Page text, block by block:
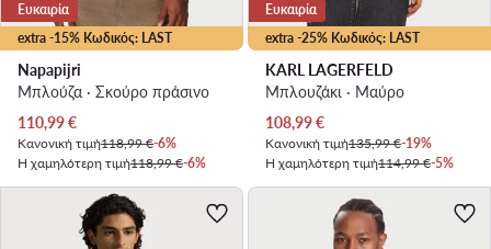
extra -15% Κωδικός: LAST
Ευκαιρία
Napapijri
Μπλούζα · Σκούρο πράσινο
Τρέχουσα τιμή
110,99€
Κανονική τιμή118,99 €-6%
Η χαμηλότερη τιμή118,99 €-6%
extra -25% Κωδικός: LAST
Ευκαιρία
KARL LAGERFELD
Μπλουζάκι · Μαύρο
Τρέχουσα τιμή
108,99€
Κανονική τιμή135,99 €-19%
Η χαμηλότερη τιμή114,99 €-5%